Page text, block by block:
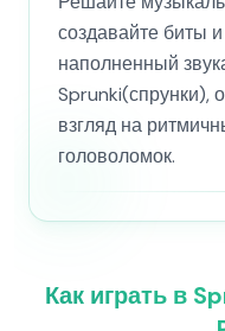
создавайте биты
наполненный
Sprunki(спрунки),
взгляд на
головоломок.
Как играть в